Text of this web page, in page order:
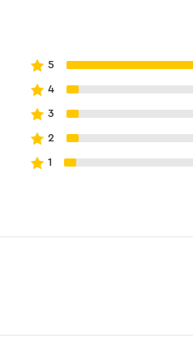
из
5
4
3
2
1